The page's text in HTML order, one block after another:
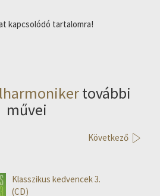
kapcsolódó tartalomra!
további
művei
Következő
Klasszikus kedvencek 3.
(CD)